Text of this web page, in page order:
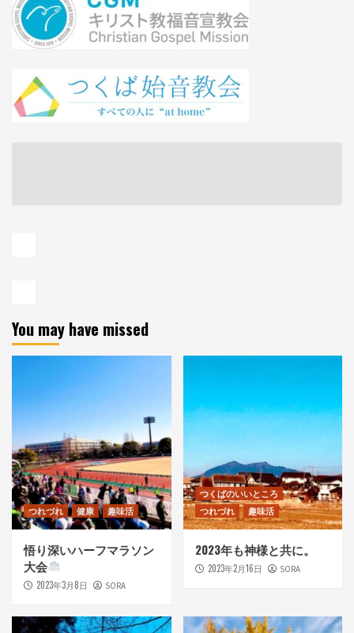
You may have missed
つれづれ 健康 趣味活
悟り深いハーフマラソン
大会
2023年3月8日 SORA
つくばのいいところ
つれづれ
趣味活
2023年も神様と共に。
2023年2月16日 SORA